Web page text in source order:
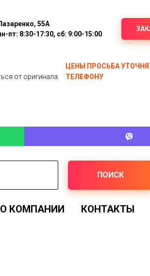
55А
пт: 8:30-17:30, сб: 9:00-15:00
ЦЕНЫ ПРОСЬБА
ТЕЛЕФОНУ
от оригинала.
ПОИСК
О КОМПАНИИ КОНТАКТЫ